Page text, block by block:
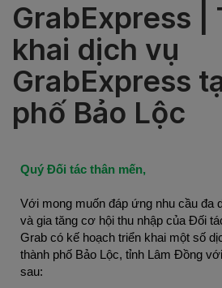
GrabExpress |
khai dịch vụ
GrabExpress
phố Bảo Lộc
Quý Đối tác thân mến,
Với mong muốn đáp ứng nhu cầu đa
và gia tăng cơ hội thu nhập của Đối
Grab có kế hoạch triển khai một số
thành phố Bảo Lộc, tỉnh Lâm Đồng
sau: